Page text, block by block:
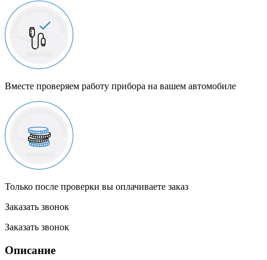
Вместе проверяем работу прибора на вашем автомобиле
Только после проверки вы оплачиваете заказ
Заказать звонок
Заказать звонок
Описание